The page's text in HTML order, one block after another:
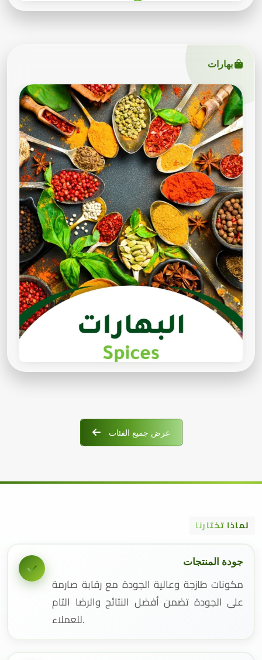
بهارات
عرض جميع الفئات
لماذا تختارنا
جودة المنتجات
مكونات طازجة وعالية الجودة مع رقابة صارمة
على الجودة تضمن أفضل النتائج والرضا التام
للعملاء.